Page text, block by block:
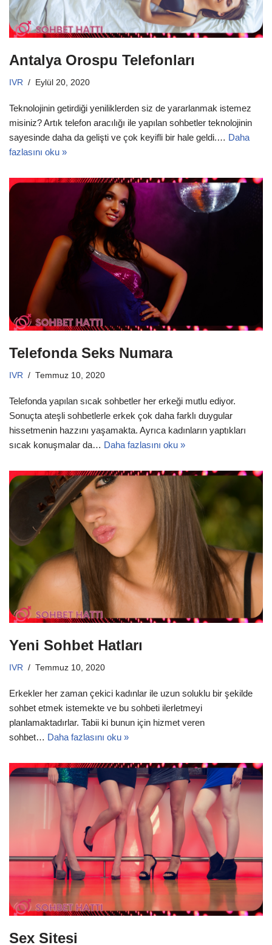
Antalya Orospu Telefonları
IVR Eylül 20, 2020
Teknolojinin getirdiği yeniliklerden siz de yararlanmak istemez
misiniz? Artık telefon aracılığı ile yapılan sohbetler teknolojinin
sayesinde daha da gelişti ve çok keyifli bir hale geldi.… Daha
fazlasını oku »
Telefonda Seks Numara
IVR Temmuz 10, 2020
Telefonda yapılan sıcak sohbetler her erkeği mutlu ediyor.
Sonuçta ateşli sohbetlerle erkek çok daha farklı duygular
hissetmenin hazzını yaşamakta. Ayrıca kadınların yaptıkları
sıcak konuşmalar da… Daha fazlasını oku »
Yeni Sohbet Hatları
IVR Temmuz 10, 2020
Erkekler her zaman çekici kadınlar ile uzun soluklu bir şekilde
sohbet etmek istemekte ve bu sohbeti ilerletmeyi
planlamaktadırlar. Tabii ki bunun için hizmet veren
sohbet… Daha fazlasını oku »
Sex Sitesi